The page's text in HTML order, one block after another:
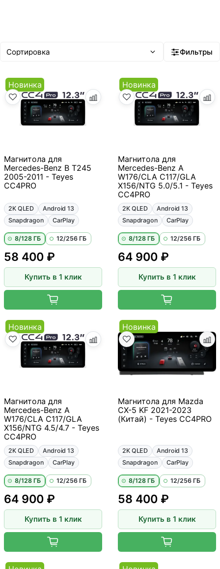
Фильтры
Новинка
Магнитола для
Mercedes-Benz B T245
2005-2011 - Teyes
CC4PRO
2K QLED
Android 13
Snapdragon
CarPlay
8/128 ГБ 12/256 ГБ
58 400 ₽
Купить в 1 клик
Новинка
Магнитола для
Mercedes-Benz A
W176/CLA C117/GLA
X156/NTG 5.0/5.1 - Teyes
CC4PRO
2K QLED
Android 13
Snapdragon
CarPlay
8/128 ГБ 12/256 ГБ
64 900 ₽
Купить в 1 клик
Новинка
Магнитола для
Mercedes-Benz A
W176/CLA C117/GLA
X156/NTG 4.5/4.7 - Teyes
CC4PRO
2K QLED
Android 13
Snapdragon
CarPlay
8/128 ГБ 12/256 ГБ
64 900 ₽
Купить в 1 клик
Новинка
Магнитола для Mazda
CX-5 KF 2021-2023
(Китай) - Teyes CC4PRO
2K QLED
Android 13
Snapdragon
CarPlay
8/128 ГБ 12/256 ГБ
58 400 ₽
Купить в 1 клик